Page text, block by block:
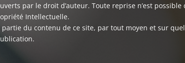
par le droit d’auteur. Toute reprise n’est possible
Intellectuelle.
du contenu de ce site, par tout moyen et sur